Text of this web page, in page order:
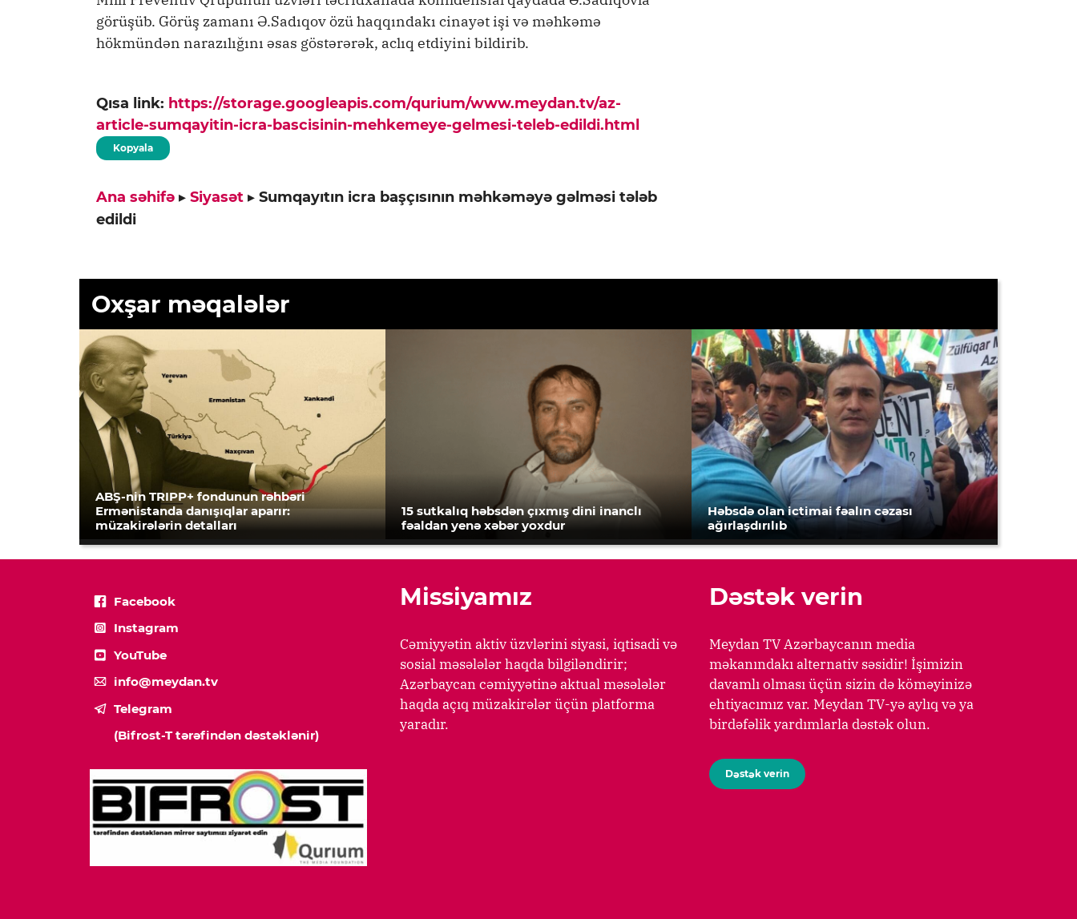
görüşüb. Görüş zamanı Ə.Sadıqov özü haqqındakı cinayət işi və məhkəmə
hökmündən narazılığını əsas göstərərək, aclıq etdiyini bildirib.
Qısa link: https://storage.googleapis.com/qurium/www.meydan.tv/az-
article-sumqayitin-icra-bascisinin-mehkemeye-gelmesi-teleb-edildi.html
Kopyala
Ana səhifə ▸ Siyasət ▸ Sumqayıtın icra başçısının məhkəməyə gəlməsi tələb
edildi
Oxşar məqalələr
ABŞ-nin TRIPP+ fondunun rəhbəri
Ermənistanda danışıqlar aparır:
müzakirələrin detalları
15 sutkalıq həbsdən çıxmış dini inanclı
fəaldan yenə xəbər yoxdur
Həbsdə olan ictimai fəalın cəzası
ağırlaşdırılıb
Facebook
Instagram
YouTube
info@meydan.tv
Telegram
(Bifrost-T tərəfindən dəstəklənir)
Missiyamız
Cəmiyyətin aktiv üzvlərini siyasi, iqtisadi və
sosial məsələlər haqda bilgiləndirir;
Azərbaycan cəmiyyətinə aktual məsələlər
haqda açıq müzakirələr üçün platforma
yaradır.
Dəstək verin
Meydan TV Azərbaycanın media
məkanındakı alternativ səsidir! İşimizin
davamlı olması üçün sizin də köməyinizə
ehtiyacımız var. Meydan TV-yə aylıq və ya
birdəfəlik yardımlarla dəstək olun.
Dəstək verin